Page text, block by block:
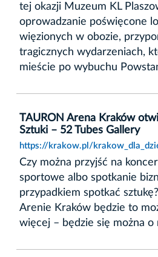
tej okazji Muzeum KL
oprowadzanie poświęcone
więzionych w obozie,
tragicznych wydarzeniach,
mieście po wybuchu
TAURON Arena Kraków
Sztuki – 52 Tubes Gallery
https://krakow.pl/
Czy można przyjść na
sportowe albo spotkanie
przypadkiem spotkać
Arenie Kraków będzie to
więcej – będzie się można o